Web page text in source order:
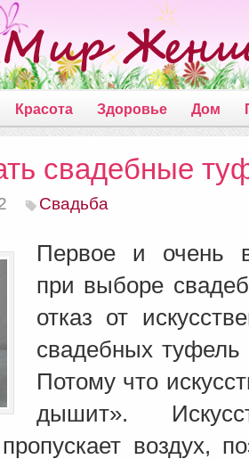
Красота Здоровье Дом
свадебные
Свадьба
Первое и очень
при выборе
отказ от
свадебных
Потому что
дышит».
воздух,